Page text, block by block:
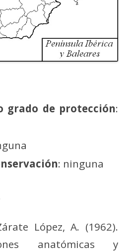
grado de protección:
: ninguna
López, A. (1962).
anatómicas y